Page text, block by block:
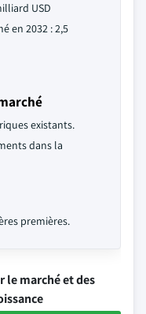
USD
en 2032 : 2,5
existants.
dans la
premières.
le marché et des